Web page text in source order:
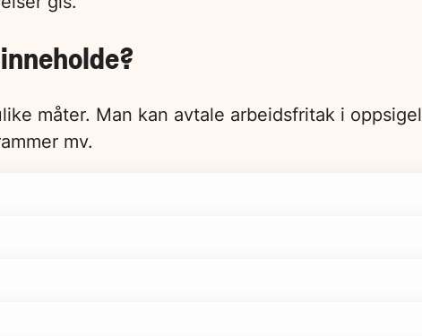
måter. Man kan avtale arbeidsfritak i
mv.